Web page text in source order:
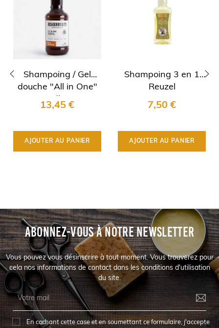
Shampoing / Gel
douche "All in One"
Beardburys
Essentials
13,45 €
AJOUTER AU PANIER
Shampoing 3 en 1
Reuzel
7,50 €
AJOUTER AU PANIER
ABONNEZ-VOUS À NOTRE NEWSLETTER
Vous pouvez vous désinscrire à tout moment. Vous trouverez pour
cela nos informations de contact dans les conditions d'utilisation
du site.
En cochant cette case et en soumettant ce formulaire, j'accepte